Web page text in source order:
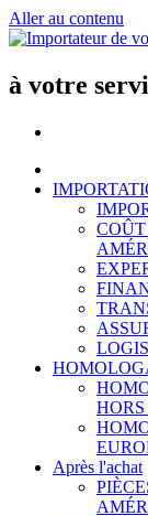
Aller au contenu
à votre
HORS
Après l'achat